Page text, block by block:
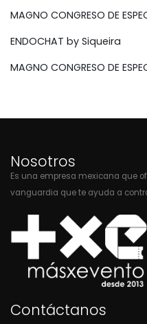
MAGNO CONGRESO DE
ENDOCHAT by Siqueira
MAGNO CONGRESO DE
Nosotros
Es una empresa mexicana que
vanguardia que te ayuda a
Contáctanos